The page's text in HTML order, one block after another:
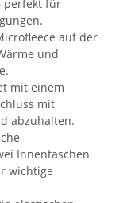
perfekt für
auf der
und
mit einem
mit
abzuhalten.
Innentaschen
wichtige